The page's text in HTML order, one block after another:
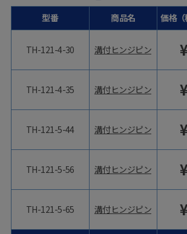
型番
TH-121-4-30
TH-121-4-35
TH-121-5-44
TH-121-5-56
TH-121-5-65
商品名 価格（
溝付ヒンジピン
溝付ヒンジピン
溝付ヒンジピン
溝付ヒンジピン
溝付ヒンジピン